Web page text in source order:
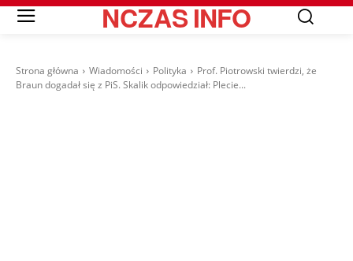
NCZASINFO
Strona główna Wiadomości Polityka
Prof. Piotrowski twierdzi, że
Braun dogadał się z PiS. Skalik odpowiedział: Plecie...